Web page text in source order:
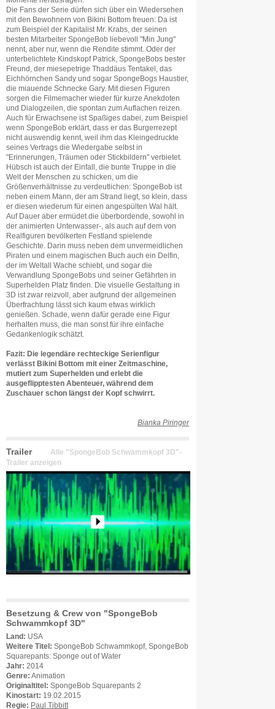
Die Fans der Serie dürfen sich über ein Wiedersehen
mit den Bewohnern von Bikini Bottom freuen: Da ist
zum Beispiel der Kapitalist Mr. Krabs, der seinen
besten Mitarbeiter SpongeBob liebevoll "Min Jung"
nennt, aber nur, wenn die Rendite stimmt. Oder der
unterbelichtete Kindskopf Patrick, SpongeBobs bester
Freund, der miesepetrige Thaddäus Tentakel, das
Eichhörnchen Sandy und sogar SpongeBogs Haustier,
die miauende Schnecke Gary. Mit diesen Figuren
sorgen die Filmemacher wieder für kurze Anekdoten
und Dialogzeilen, die spontan zum Auflachen reizen.
Auch für Erwachsene ist Spaßiges dabei, zum Beispiel
wenn SpongeBob erklärt, dass er das Burgerrezept
nicht auswendig kennt, weil ihm das Kleingedruckte
seines Vertrags die Wiedergabe selbst in
"Erinnerungen, Träumen oder Stickbildern" verbietet.
Hübsch ist auch der Einfall, die bunte Truppe in die
Welt der Menschen zu schicken, um die
Größenverhältnisse zu verdeutlichen: SpongeBob ist
neben einem Mann, der am Strand liegt, so klein, dass
er diesen wiederum für einen angespülten Wal hält.
Auf Dauer aber ermüdet die überbordende, sowohl in
der animierten Unterwasser-, als auch auf dem von
Realfiguren bevölkerten Festland spielende
Geschichte. Darin muss neben dem unvermeidlichen
Piraten und einem magischen Buch auch ein Delfin,
der im Weltall Wache schiebt, und sogar die
Verwandlung SpongeBobs und seiner Gefährten in
Superhelden Platz finden. Die visuelle Gestaltung in
3D ist zwar reizvoll, aber aufgrund der allgemeinen
Überfrachtung lässt sich kaum etwas wirklich
genießen. Schade, wenn dafür gerade eine Figur
herhalten muss, die man sonst für ihre einfache
Gedankenlogik schätzt.
Fazit: Die legendäre rechteckige Serienfigur
verlässt Bikini Bottom mit einer Zeitmaschine,
mutiert zum Superhelden und erlebt die
ausgeflipptesten Abenteuer, während dem
Zuschauer schon längst der Kopf schwirrt.
Bianka Piringer
Trailer
Alle "SpongeBob Schwammkopf 3D"-
Trailer anzeigen
Besetzung & Crew von "SpongeBob
Schwammkopf 3D"
Land: USA
Weitere Titel: SpongeBob Schwammkopf, SpongeBob
Squarepants: Sponge out of Water
Jahr: 2014
Genre: Animation
Originaltitel: SpongeBob Squarepants 2
Kinostart: 19.02.2015
Regie: Paul Tibbitt